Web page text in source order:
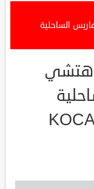
الساحلية